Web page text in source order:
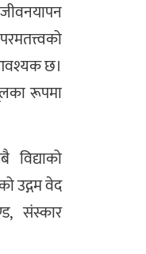
आवश्यक छ।
रूपमा
उद्गम वेद
संस्कार